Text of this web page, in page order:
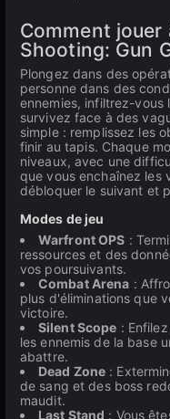
Comment jouer
Shooting: Gun
Plongez dans des
personne dans des
ennemies, infiltrez-vous
survivez face à des
simple : remplissez les
finir au tapis. Chaque
niveaux, avec une
que vous enchaînez les
débloquer le suivant et
Modes de jeu
Warfront OPS :
ressources et des
vos poursuivants.
Combat Arena :
plus d'éliminations que
victoire.
Silent Scope :
les ennemis de la base
abattre.
Dead Zone :
de sang et des boss
maudit.
Last Stand : Vous